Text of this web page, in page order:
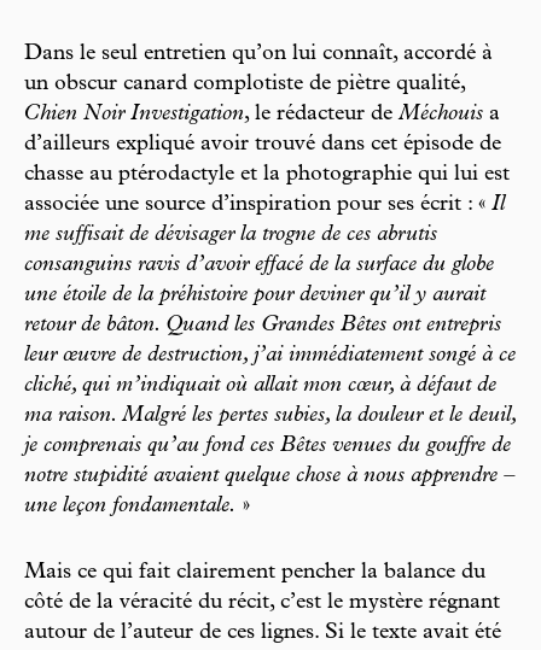
Dans le seul entretien qu’on lui connaît, accordé à
un obscur canard complotiste de piètre qualité,
Chien Noir Investigation, le rédacteur deMéchouis a
d’ailleurs expliqué avoir trouvé dans cet épisode de
chasse au ptérodactyle et la photographie qui lui est
associée une source d’inspiration pour ses écrit : « Il
me suffisait de dévisager la trogne de ces abrutis
consanguins ravis d’avoir effacé de la surface du globe
une étoile de la préhistoire pour deviner qu’il y aurait
retour de bâton. Quand les Grandes Bêtes ont entrepris
leur œuvre de destruction, j’ai immédiatement songé à ce
cliché, qui m’indiquait où allait mon cœur, à défaut de
ma raison. Malgré les pertes subies, la douleur et le deuil,
je comprenais qu’au fond ces Bêtes venues du gouffre de
notre stupidité avaient quelque chose à nous apprendre –
une leçon fondamentale. »
Mais ce qui fait clairement pencher la balance du
côté de la véracité du récit, c’est le mystère régnant
autour de l’auteur de ces lignes. Si le texte avait été